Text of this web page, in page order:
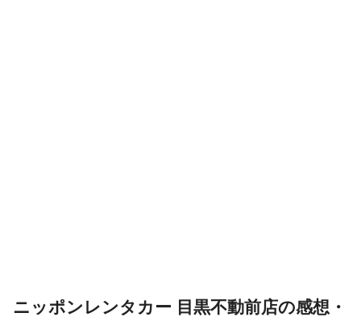
ニッポンレンタカー 目黒不動前店の感想・